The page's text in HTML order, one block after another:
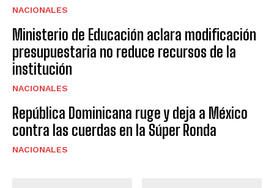
NACIONALES
Ministerio de Educación aclara modificación
presupuestaria no reduce recursos de la
institución
NACIONALES
República Dominicana ruge y deja a México
contra las cuerdas en la Súper Ronda
NACIONALES